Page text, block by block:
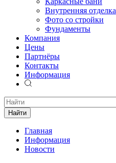
Внутренняя отделка
Фото со стройки
Фундаменты
Компания
Цены
Партнёры
Контакты
Информация
Найти
Главная
Информация
Новости